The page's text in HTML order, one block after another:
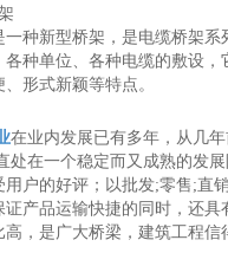
种新型桥架，是电缆桥架系
各种单位、各种电缆的敷设，
形式新颖等特点。
在业内发展已有多年，从几
处在一个稳定而又成熟的发
户的好评；以批发;零售;直
证产品运输快捷的同时，还具
，是广大桥梁，建筑工程信